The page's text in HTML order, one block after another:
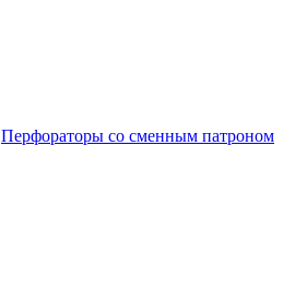
Перфораторы со сменным патроном